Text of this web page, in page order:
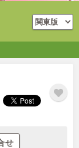
せ